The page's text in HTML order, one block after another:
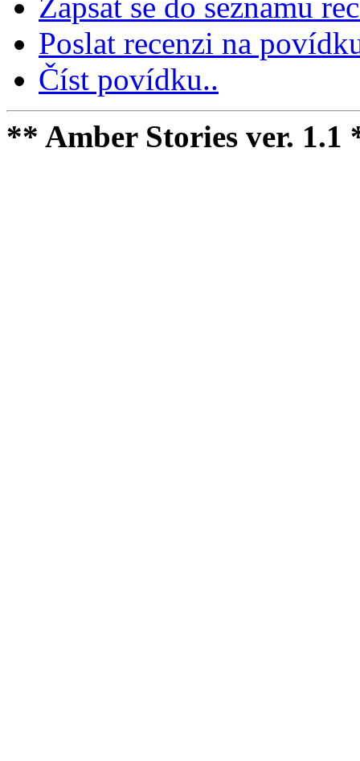
Zapsat se do seznamu
Poslat recenzi na
Číst povídku..
** Amber Stories ver. 1.1